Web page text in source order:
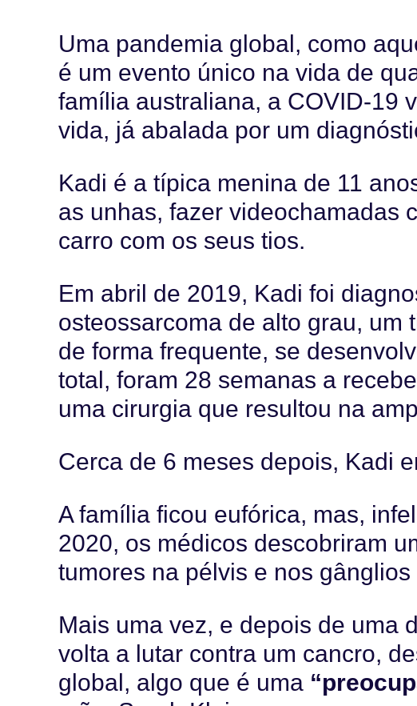
Uma pandemia global, como
é um evento único na vida de
família australiana, a COVID-19
vida, já abalada por um
Kadi é a típica menina de 11
as unhas, fazer videochamadas
carro com os seus tios.
Em abril de 2019, Kadi foi
osteossarcoma de alto grau, um
de forma frequente, se
total, foram 28 semanas a
uma cirurgia que resultou na
Cerca de 6 meses depois, Kadi
A família ficou eufórica, mas,
2020, os médicos descobriram
tumores na pélvis e nos
Mais uma vez, e depois de uma
volta a lutar contra um cancro,
global, algo que é uma